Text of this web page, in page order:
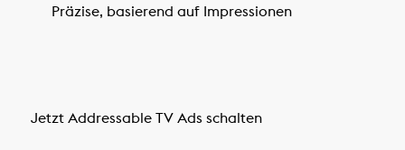
Präzise, basierend auf Impressionen
Jetzt Addressable TV Ads schalten